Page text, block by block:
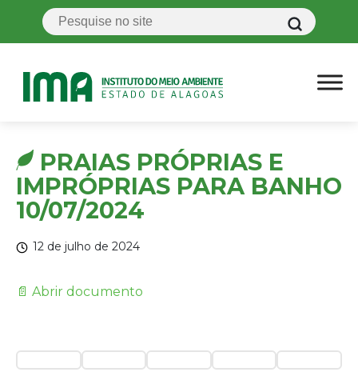
PRAIAS PRÓPRIAS E
IMPRÓPRIAS PARA BANHO
10/07/2024
12 de julho de 2024
📄 Abrir documento